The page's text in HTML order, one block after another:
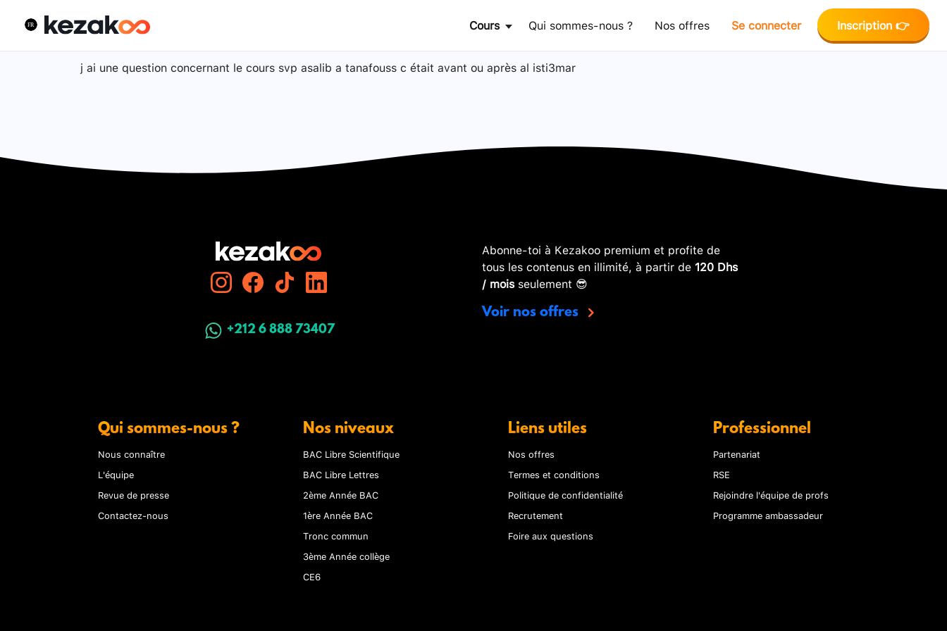
Cours Qui sommes-nous ? Nos offres Se connecter Inscription 👉
j ai une question concernant le cours svp asalib a tanafouss c était avant ou après al isti3mar
+212 6 888 73407
Abonne-toi à Kezakoo premium et profite de
tous les contenus en illimité, à partir de 120 Dhs
/ moisseulement 😎
Voir nos offres
Qui sommes-nous ?
Nous connaître
L'équipe
Revue de presse
Contactez-nous
Nos niveaux
BAC Libre Scientifique
BAC Libre Lettres
2ème Année BAC
1ère Année BAC
Tronc commun
3ème Année collège
CE6
Liens utiles
Nos offres
Termes et conditions
Politique de confidentialité
Recrutement
Foire aux questions
Professionnel
Partenariat
RSE
Rejoindre l'équipe de profs
Programme ambassadeur